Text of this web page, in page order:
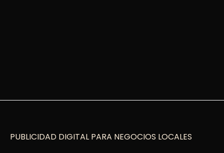
PUBLICIDAD DIGITAL PARA NEGOCIOS LOCALES